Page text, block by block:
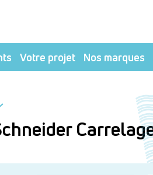
Votre projet Nos marques